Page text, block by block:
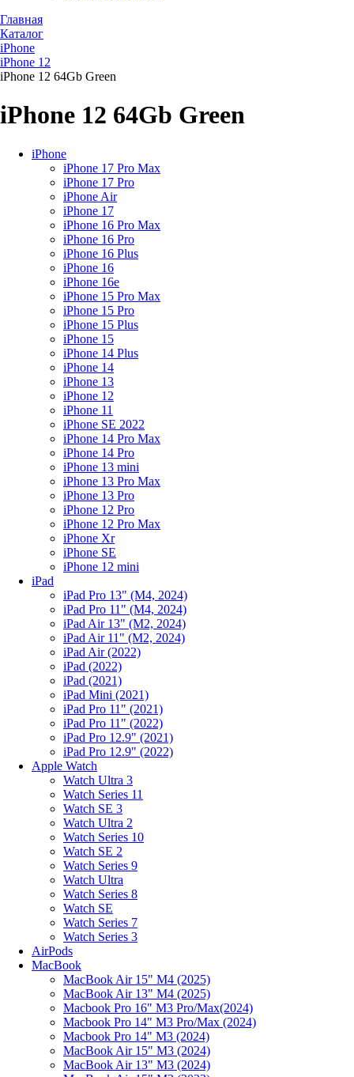
Главная
Каталог
iPhone
iPhone 12
iPhone 12 64Gb Green
iPhone 12 64Gb Green
iPhone
iPhone 17 Pro Max
iPhone 17 Pro
iPhone Air
iPhone 17
iPhone 16 Pro Max
iPhone 16 Pro
iPhone 16 Plus
iPhone 16
iPhone 16e
iPhone 15 Pro Max
iPhone 15 Pro
iPhone 15 Plus
iPhone 15
iPhone 14 Plus
iPhone 14
iPhone 13
iPhone 12
iPhone 11
iPhone SE 2022
iPhone 14 Pro Max
iPhone 14 Pro
iPhone 13 mini
iPhone 13 Pro Max
iPhone 13 Pro
iPhone 12 Pro
iPhone 12 Pro Max
iPhone Xr
iPhone SE
iPhone 12 mini
iPad
iPad Pro 13" (M4, 2024)
iPad Pro 11" (M4, 2024)
iPad Air 13" (M2, 2024)
iPad Air 11" (M2, 2024)
iPad Air (2022)
iPad (2022)
iPad (2021)
iPad Mini (2021)
iPad Pro 11" (2021)
iPad Pro 11" (2022)
iPad Pro 12.9" (2021)
iPad Pro 12.9" (2022)
Apple Watch
Watch Ultra 3
Watch Series 11
Watch SE 3
Watch Ultra 2
Watch Series 10
Watch SE 2
Watch Series 9
Watch Ultra
Watch Series 8
Watch SE
Watch Series 7
Watch Series 3
AirPods
MacBook
MacBook Air 15" M4 (2025)
MacBook Air 13" M4 (2025)
Macbook Pro 16" M3 Pro/Max(2024)
Macbook Pro 14" M3 Pro/Max (2024)
Macbook Pro 14" M3 (2024)
MacBook Air 15" M3 (2024)
MacBook Air 13" M3 (2024)